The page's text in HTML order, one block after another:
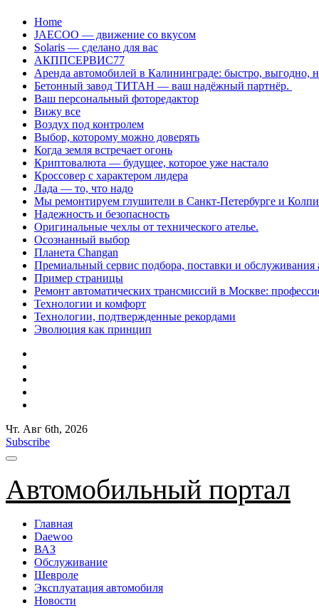
Перейти
содержанию
Home
JAECOO — движение со вкусом
Solaris — сделано для вас
АКППСЕРВИС77
Аренда автомобилей в Калининграде: быстро, выгодно,
Бетонный завод ТИТАН — ваш надёжный партнёр.
Ваш персональный фоторедактор
Вижу все
Воздух под контролем
Выбор, которому можно доверять
Когда земля встречает огонь
Криптовалюта — будущее, которое уже настало
Кроссовер с характером лидера
Лада — то, что надо
Мы ремонтируем глушители в Санкт-Петербурге и
Надежность и безопасность
Оригинальные чехлы от технического ателье.
Осознанный выбор
Планета Changan
Премиальный сервис подбора, поставки и обслуживания
Пример страницы
Ремонт автоматических трансмиссий в Москве:
Технологии и комфорт
Технологии, подтвержденные рекордами
Эволюция как принцип
Чт. Авг 6th, 2026
Subscribe
Автомобильный портал
Главная
Daewoo
ВАЗ
Обслуживание
Шевроле
Эксплуатация автомобиля
Новости